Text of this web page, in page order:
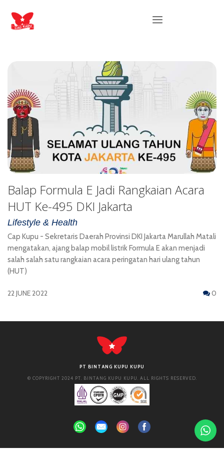
Balap Formula E Jadi Rangkaian Acara
HUT Ke-495 DKI Jakarta
Lifestyle & Health
Cap Kupu - Sekretaris Daerah Provinsi DKI Jakarta Marullah Matali
mengatakan, ajang balap mobil listrik Formula E akan menjadi
salah salah satu rangkaian acara peringatan hari ulang tahun
(HUT)
22 JUNE 2022 0
PT BINTANG KUPU KUPU
© COPYRIGHT 2024 PT. BINTANG KUPU KUPU. ALL RIGHTS RESERVED.